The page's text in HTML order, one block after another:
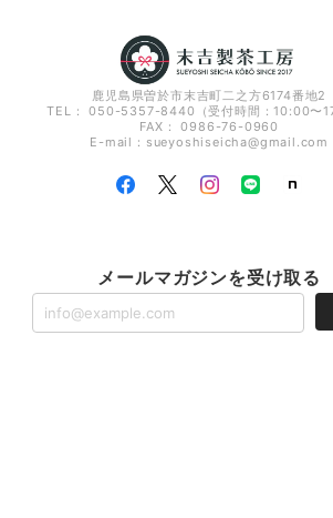
鹿児島県曽於市末吉町二之方6174番地2
TEL： 050-5357-8440（受付時間：10:00〜
FAX： 0986-76-0960
E-mail： sueyoshiseicha@gmail.com
メールマガジンを受け取る